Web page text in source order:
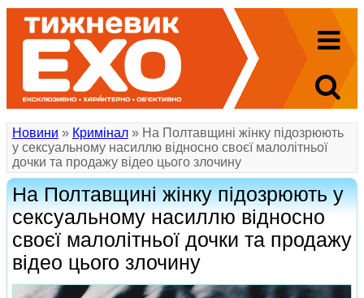
Новини » Кримінал » На Полтавщині жінку підозрюють
у сексуальному насиллю відносно своєї малолітньої
дочки та продажу відео цього злочину
На Полтавщині жінку підозрюють у
сексуальному насиллю відносно
своєї малолітньої дочки та продажу
відео цього злочину